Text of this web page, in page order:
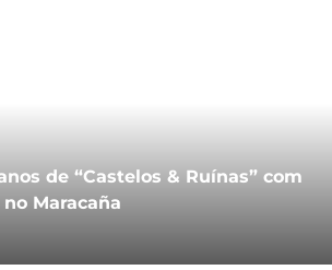
de “Castelos & Ruínas” com
Maracaña